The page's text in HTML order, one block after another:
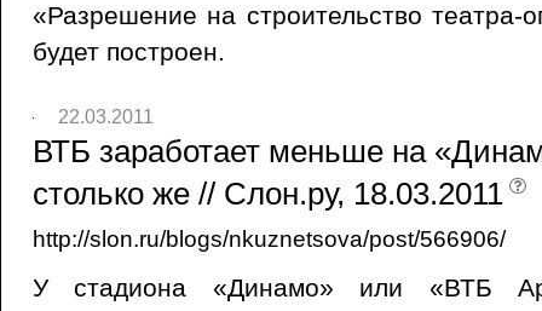
«Разрешение на строительство театра-
будет построен.
22.03.2011
ВТБ заработает меньше на
столько же // Слон.ру, 18.03.2011
http://slon.ru/blogs/nkuznetsova/post/566906/
У стадиона «Динамо» или «ВТБ